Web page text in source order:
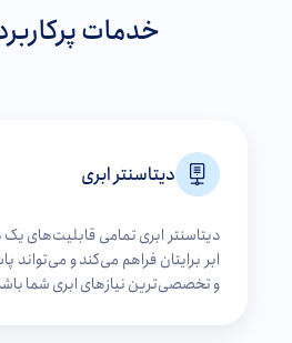
خدمات
دیتاسنتر ابری
دیتاسنتر ابری تمامی قابلیت‌های یک
ابر برایتان فراهم می‌کند و می‌تواند
و تخصصی‌ترین نیازهای ابری شما